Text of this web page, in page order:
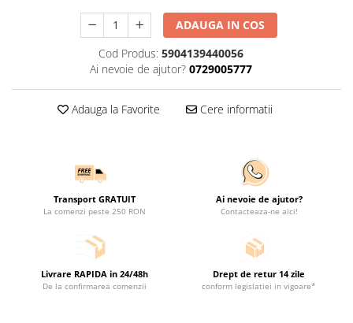
ADAUGA IN COS
Cod Produs: 5904139440056
Ai nevoie de ajutor? 0729005777
Adauga la Favorite Cere informatii
Transport GRATUIT
La comenzi peste 250 RON
Ai nevoie de ajutor?
Contacteaza-ne aici!
Livrare RAPIDA in 24/48h
De la confirmarea comenzii
Drept de retur 14 zile
conform legislatiei in vigoare*